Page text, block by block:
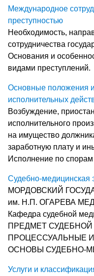
Международное
преступностью
Необходимость,
сотрудничества
Основания и
видами преступлений.
Основные положения
исполнительных
Возбуждение,
исполнительного
на имущество
заработную плату и
Исполнение по
Судебно-медицинская
МОРДОВСКИЙ
им. Н.П. ОГАРЕВА
Кафедра судебной
ПРЕДМЕТ
ПРОЦЕССУАЛЬНЫЕ
ОСНОВЫ СУДЕБНО-
Услуги и